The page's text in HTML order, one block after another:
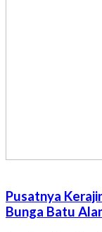
Pusatnya
Bunga Batu